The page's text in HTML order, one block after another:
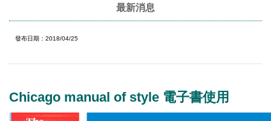
最新消息
發布日期：2018/04/25
Chicago manual of style 電子書使用